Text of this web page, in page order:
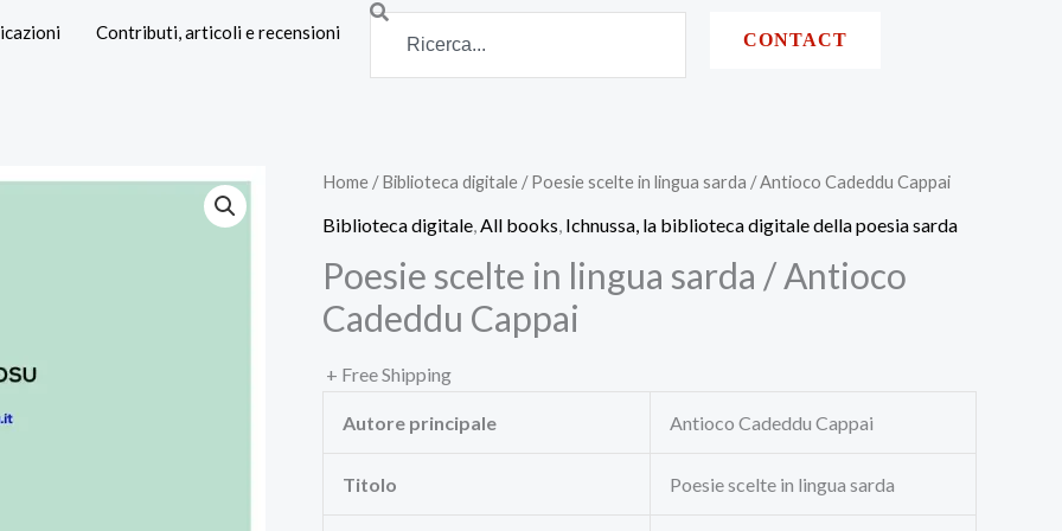
Contributi, articoli e recensioni Search
CONTACT
Home /Biblioteca digitale / Poesie scelte in lingua sarda / Antioco Cadeddu Cappai
Biblioteca digitale All books Ichnussa, la biblioteca digitale della poesia sarda
Poesie scelte in lingua sarda / Antioco
Cadeddu Cappai
+ Free Shipping
Autore principale Antioco Cadeddu Cappai
Titolo Poesie scelte in lingua sarda